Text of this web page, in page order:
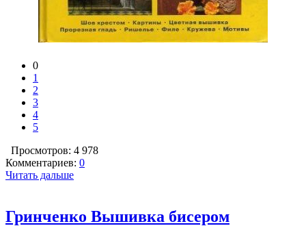
0
1
2
3
4
5
Просмотров: 4 978
Комментариев: 0
Читать дальше
Гринченко Вышивка бисером